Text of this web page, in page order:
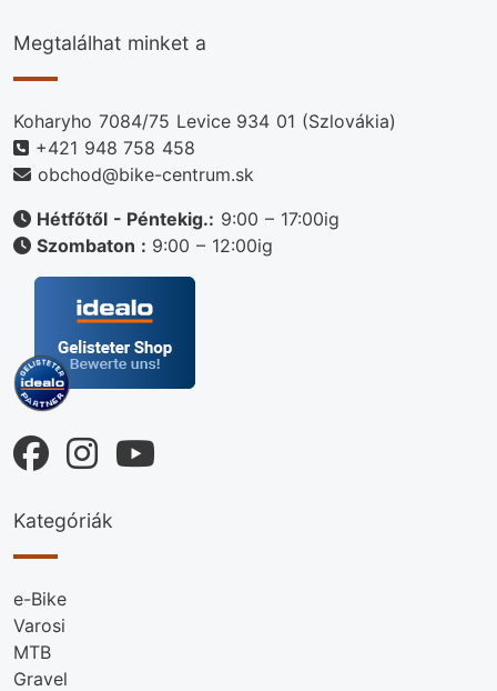
Megtalálhat minket a
Koharyho 7084/75 Levice 934 01 (Szlovákia)
+421 948 758 458
obchod@bike-centrum.sk
Hétfőtől - Péntekig.: 9:00 – 17:00ig
Szombaton : 9:00 – 12:00ig
Kategóriák
e-Bike
Varosi
MTB
Gravel